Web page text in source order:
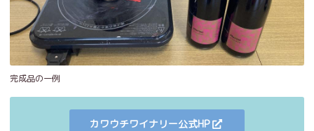
完成品の一例
カワウチワイナリー公式HP